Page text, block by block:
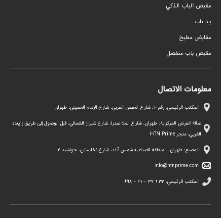
مقبض الباب الذكي
ید باب
مقابض مطبخ
مقبض باب منفصل
معلومات الاتصال
المكتب الرئيسي: رقم ١٠، شارع الحصن الغربي، شارع الإمام الخميني، طهران
صالة العرض المركزية: طهران، شارع الملا صدرا، شارع شيراز الشمالي، قبل الوصول إلى طريق زاينده
الغربي، متجر HTN Prime
المصنع: طهران، المنطقة الصناعية شمس آباد، شارع نخلستان، جولشيد ۲
info@htnprime.com
المكتب الرئيسي: ٣٢ ٦ ٣٧ – ٢١ – ۹۸+